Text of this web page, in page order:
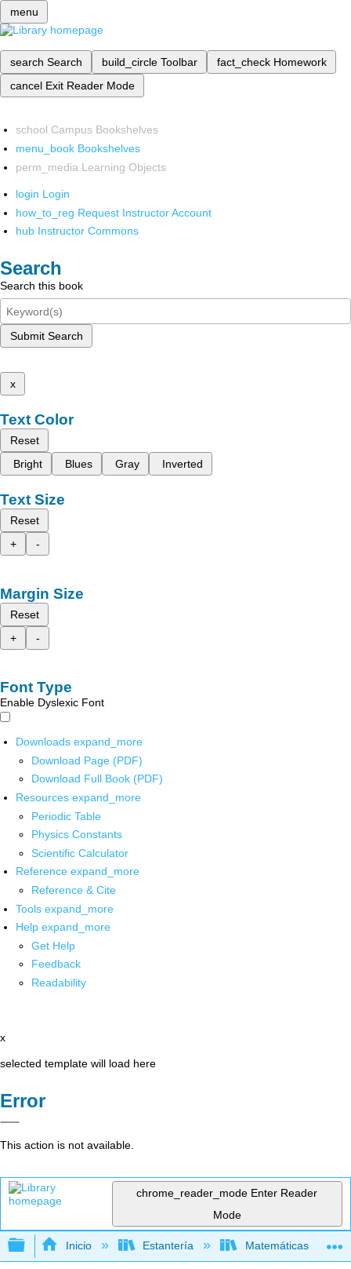
menu
search Search build_circle Toolbar fact_check Homework
cancel Exit Reader Mode
school Campus Bookshelves
menu_book Bookshelves
perm_media Learning Objects
login Login
how_to_reg Request Instructor Account
hub Instructor Commons
Search
Search this book
Submit Search
x
Text Color
Reset
Bright
Blues Gray Inverted
Text Size
Reset
+
-
Margin Size
Reset
+
-
Font Type
Enable Dyslexic Font
Downloads expand_more
Download Page (PDF)
Download Full Book (PDF)
Resources expand_more
Periodic Table
Physics Constants
Scientific Calculator
Reference expand_more
Reference & Cite
Tools expand_more
Help expand_more
Get Help
Feedback
Readability
x
selected template will load here
Error
This action is not available.
chrome_reader_mode Enter Reader
Mode
Expandir/contraer jerarquía global
Inicio Estantería Matemáticas